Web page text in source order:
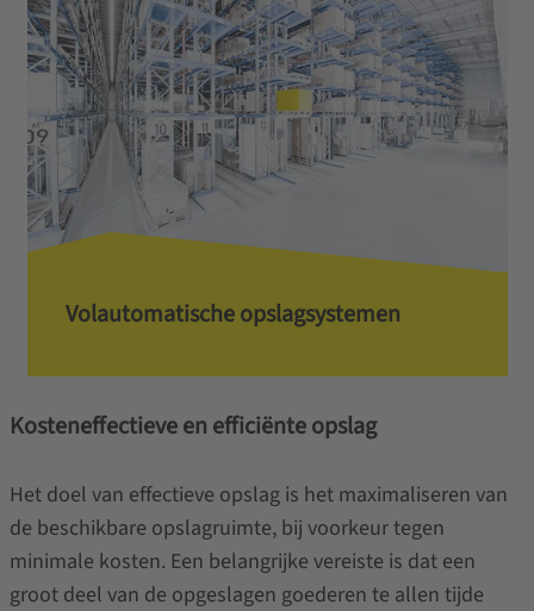
Volautomatische opslagsystemen
Kosteneffectieve en efficiënte opslag
Het doel van effectieve opslag is het maximaliseren van
de beschikbare opslagruimte, bij voorkeur tegen
minimale kosten. Een belangrijke vereiste is dat een
groot deel van de opgeslagen goederen te allen tijde